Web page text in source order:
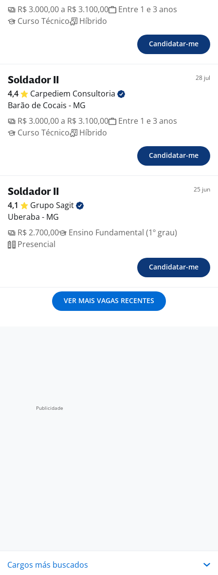
R$ 3.000,00 a R$ 3.100,00
Entre 1 e 3 anos
Curso Técnico
Híbrido
Candidatar-me
Soldador II 28 jul
4,4 Carpediem Consultoria
Barão de Cocais - MG
R$ 3.000,00 a R$ 3.100,00
Entre 1 e 3 anos
Curso Técnico
Híbrido
Candidatar-me
Soldador II 25 jun
4,1 Grupo Sagit
Uberaba - MG
R$ 2.700,00
Ensino Fundamental (1º grau)
Presencial
Candidatar-me
VER MAIS VAGAS RECENTES
Cargos más buscados